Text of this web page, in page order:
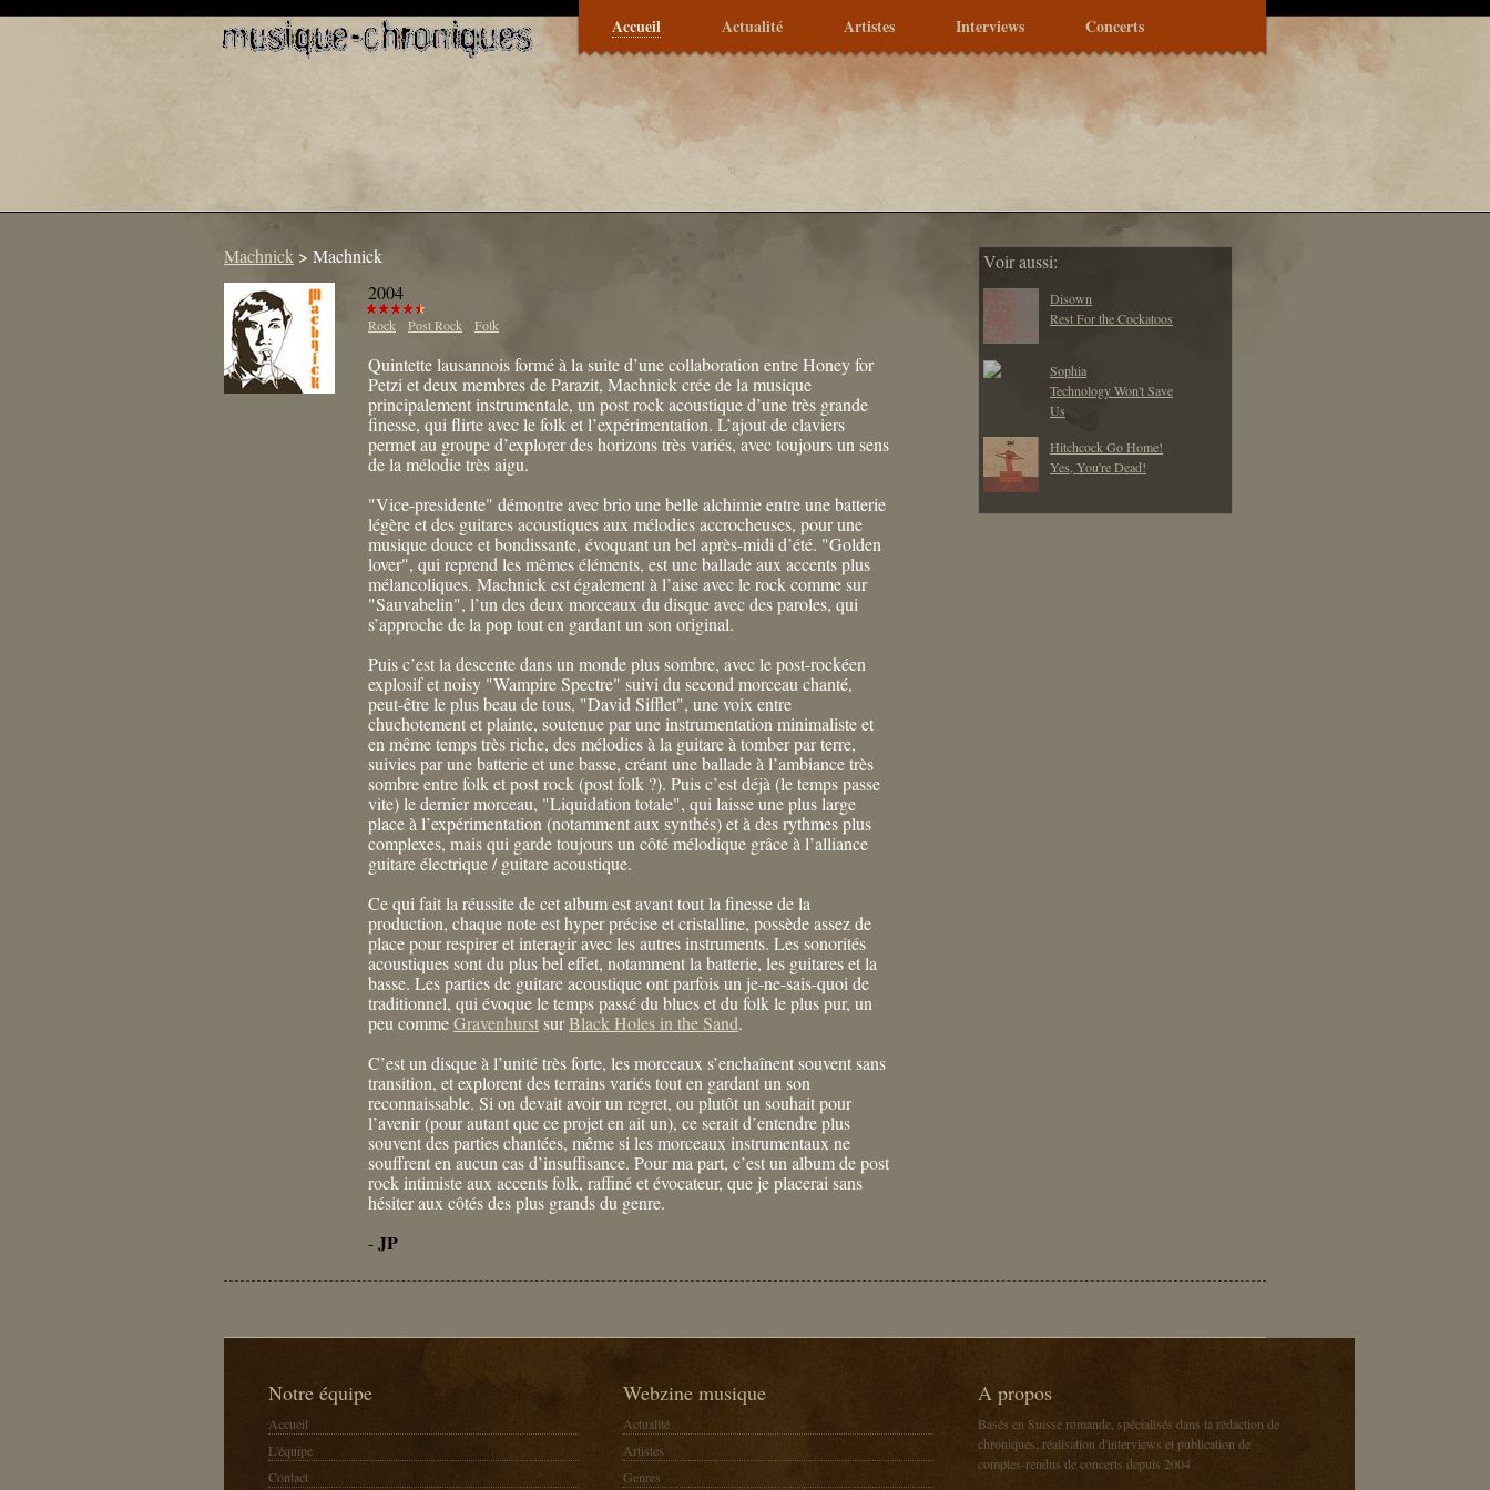
Accueil Actualité Artistes Interviews Concerts
Machnick > Machnick
2004
Rock Post Rock Folk
Quintette lausannois formé à la suite d’une collaboration entre Honey for
Petzi et deux membres de Parazit, Machnick crée de la musique
principalement instrumentale, un post rock acoustique d’une très grande
finesse, qui flirte avec le folk et l’expérimentation. L’ajout de claviers
permet au groupe d’explorer des horizons très variés, avec toujours un sens
de la mélodie très aigu.
"Vice-presidente" démontre avec brio une belle alchimie entre une batterie
légère et des guitares acoustiques aux mélodies accrocheuses, pour une
musique douce et bondissante, évoquant un bel après-midi d’été. "Golden
lover", qui reprend les mêmes éléments, est une ballade aux accents plus
mélancoliques. Machnick est également à l’aise avec le rock comme sur
"Sauvabelin", l’un des deux morceaux du disque avec des paroles, qui
s’approche de la pop tout en gardant un son original.
Puis c’est la descente dans un monde plus sombre, avec le post-rockéen
explosif et noisy "Wampire Spectre" suivi du second morceau chanté,
peut-être le plus beau de tous, "David Sifflet", une voix entre
chuchotement et plainte, soutenue par une instrumentation minimaliste et
en même temps très riche, des mélodies à la guitare à tomber par terre,
suivies par une batterie et une basse, créant une ballade à l’ambiance très
sombre entre folk et post rock (post folk ?). Puis c’est déjà (le temps passe
vite) le dernier morceau, "Liquidation totale", qui laisse une plus large
place à l’expérimentation (notamment aux synthés) et à des rythmes plus
complexes, mais qui garde toujours un côté mélodique grâce à l’alliance
guitare électrique / guitare acoustique.
Ce qui fait la réussite de cet album est avant tout la finesse de la
production, chaque note est hyper précise et cristalline, possède assez de
place pour respirer et interagir avec les autres instruments. Les sonorités
acoustiques sont du plus bel effet, notamment la batterie, les guitares et la
basse. Les parties de guitare acoustique ont parfois un je-ne-sais-quoi de
traditionnel, qui évoque le temps passé du blues et du folk le plus pur, un
peu commeGravenhurstsurBlack Holes in the Sand.
C’est un disque à l’unité très forte, les morceaux s’enchaînent souvent sans
transition, et explorent des terrains variés tout en gardant un son
reconnaissable. Si on devait avoir un regret, ou plutôt un souhait pour
l’avenir (pour autant que ce projet en ait un), ce serait d’entendre plus
souvent des parties chantées, même si les morceaux instrumentaux ne
souffrent en aucun cas d’insuffisance. Pour ma part, c’est un album de post
rock intimiste aux accents folk, raffiné et évocateur, que je placerai sans
hésiter aux côtés des plus grands du genre.
-JP
Voir aussi:
Disown
Rest For the Cockatoos
Sophia
Technology Won't Save
Us
Hitchcock Go Home!
Yes, You're Dead!
Notre équipe
Accueil
L'équipe
Contact
Webzine musique
Actualité
Artistes
Genres
A propos
Basés en Suisse romande, spécialisés dans la rédaction de
chroniques, réalisation d'interviews et publication de
comptes-rendus de concerts depuis 2004